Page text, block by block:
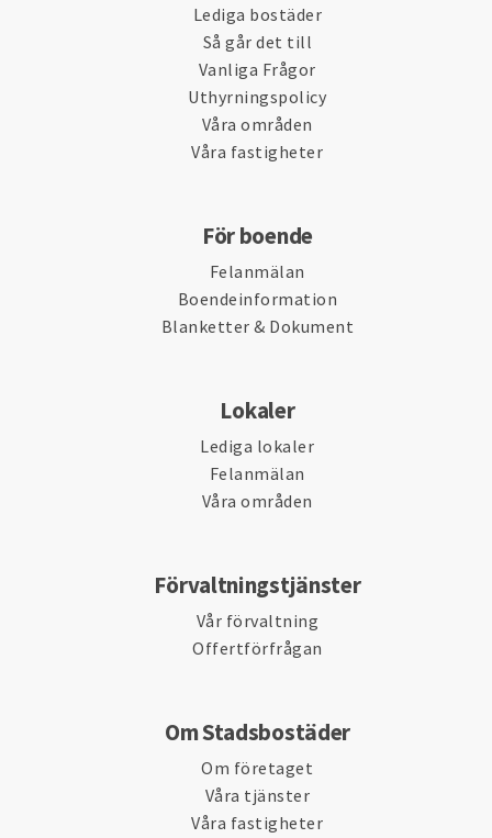
Lediga bostäder
Så går det till
Vanliga Frågor
Uthyrningspolicy
Våra områden
Våra fastigheter
För boende
Felanmälan
Boendeinformation
Blanketter & Dokument
Lokaler
Lediga lokaler
Felanmälan
Våra områden
Förvaltningstjänster
Vår förvaltning
Offertförfrågan
Om Stadsbostäder
Om företaget
Våra tjänster
Våra fastigheter